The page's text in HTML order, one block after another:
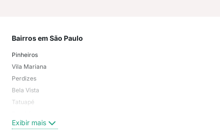
Bairros em São Paulo
Pinheiros
Vila Mariana
Perdizes
Bela Vista
Tatuapé
Centro
Exibir mais